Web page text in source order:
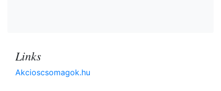
Links
Akcioscsomagok.hu